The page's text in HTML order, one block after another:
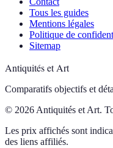
Tous les guides
Mentions légales
Politique de
Sitemap
Antiquités et Art
Comparatifs objectifs et
© 2026 Antiquités et Art.
Les prix affichés sont
des liens affiliés.